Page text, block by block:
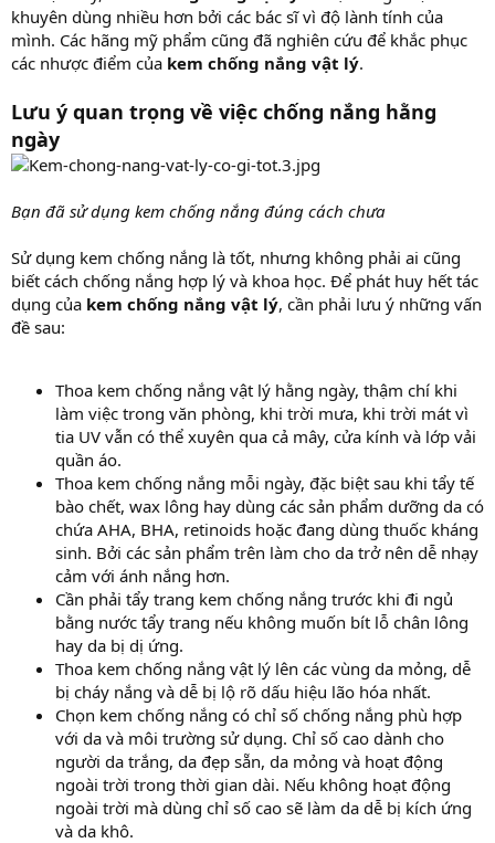
khuyên dùng nhiều hơn bởi các bác sĩ vì độ lành tính của
mình. Các hãng mỹ phẩm cũng đã nghiên cứu để khắc phục
các nhược điểm của kem chống nắng vật lý.
Lưu ý quan trọng về việc chống nắng hằng
ngày
Bạn đã sử dụng kem chống nắng đúng cách chưa
Sử dụng kem chống nắng là tốt, nhưng không phải ai cũng
biết cách chống nắng hợp lý và khoa học. Để phát huy hết tác
dụng của kem chống nắng vật lý, cần phải lưu ý những vấn
đề sau:
Thoa kem chống nắng vật lý hằng ngày, thậm chí khi
làm việc trong văn phòng, khi trời mưa, khi trời mát vì
tia UV vẫn có thể xuyên qua cả mây, cửa kính và lớp vải
quần áo.
Thoa kem chống nắng mỗi ngày, đặc biệt sau khi tẩy tế
bào chết, wax lông hay dùng các sản phẩm dưỡng da có
chứa AHA, BHA, retinoids hoặc đang dùng thuốc kháng
sinh. Bởi các sản phẩm trên làm cho da trở nên dễ nhạy
cảm với ánh nắng hơn.
Cần phải tẩy trang kem chống nắng trước khi đi ngủ
bằng nước tẩy trang nếu không muốn bít lỗ chân lông
hay da bị dị ứng.
Thoa kem chống nắng vật lý lên các vùng da mỏng, dễ
bị cháy nắng và dễ bị lộ rõ dấu hiệu lão hóa nhất.
Chọn kem chống nắng có chỉ số chống nắng phù hợp
với da và môi trường sử dụng. Chỉ số cao dành cho
người da trắng, da đẹp sẵn, da mỏng và hoạt động
ngoài trời trong thời gian dài. Nếu không hoạt động
ngoài trời mà dùng chỉ số cao sẽ làm da dễ bị kích ứng
và da khô.